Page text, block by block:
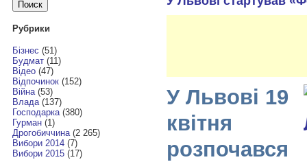
Рубрики
Бізнес (51)
Будмат(11)
Відео(47)
Відпочинок(152)
Війна(53)
Влада(137)
Господарка(380)
Гурман(1)
Дрогобиччина(2 265)
Вибори 2014(7)
Вибори 2015(17)
У Львові 19
квітня
розпочався